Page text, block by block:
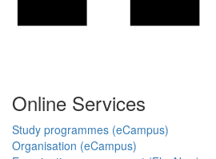
Online Services
Study programmes (eCampus)
Organisation (eCampus)